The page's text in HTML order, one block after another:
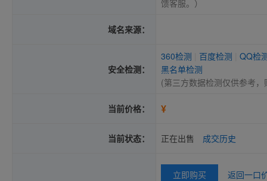
馈客服。）
域名来源：
安全检测：
360检测 百度检测
QQ检
黑名单检测
(第三方数据检测仅供参考
当前价格： ¥
当前状态： 正在出售 成交历史
立即购买 返回一口